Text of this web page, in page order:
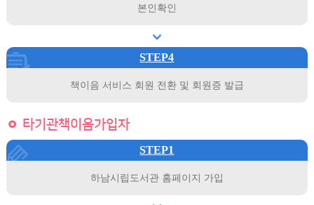
본인확인
STEP4
책이음 서비스 회원 전환 및 회원증 발급
타기관책이음가입자
STEP1
하남시립도서관 홈페이지 가입